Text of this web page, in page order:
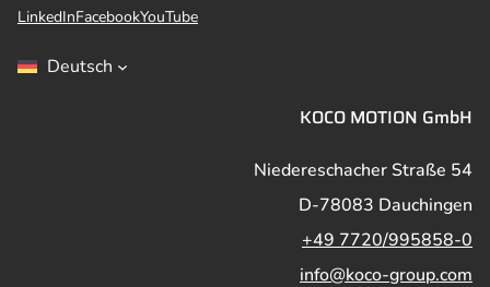
LinkedInFacebookYouTube
Deutsch
KOCO MOTION GmbH
Niedereschacher Straße 54
D-78083 Dauchingen
+49 7720/995858-0
info@koco-group.com